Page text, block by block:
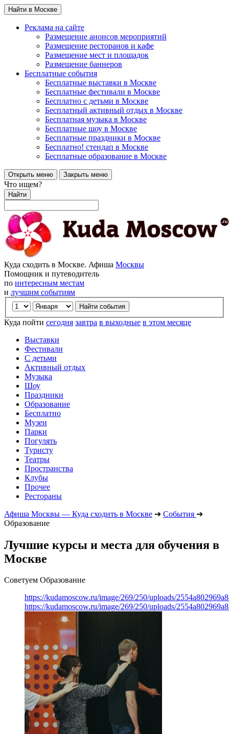
Найти в Москве
Реклама на сайте
Размещение анонсов мероприятий
Размещение ресторанов и кафе
Размещение мест и площадок
Размещение баннеров
Бесплатные события
Бесплатные выставки в Москве
Бесплатные фестивали в Москве
Бесплатно с детьми в Москве
Бесплатный активный отдых в Москве
Бесплатная музыка в Москве
Бесплатные шоу в Москве
Бесплатные праздники в Москве
Бесплатно! стендап в Москве
Бесплатные образование в Москве
Открыть меню Закрыть меню
Что ищем?
Найти
Куда сходить в Москве. Афиша Москвы
Помощник и путеводитель
по интересным местам
и лучшим событиям
Куда пойти сегодня завтра в выходные в этом месяце
Выставки
Фестивали
С детьми
Активный отдых
Музыка
Шоу
Праздники
Образование
Бесплатно
Музеи
Парки
Погулять
Туристу
Театры
Пространства
Клубы
Прочее
Рестораны
Афиша Москвы — Куда сходить в Москве ➔ События ➔
Образование
Лучшие курсы и места для обучения в
Москве
Советуем Образование
https://kudamoscow.ru/image/269/250/uploads/
https://kudamoscow.ru/image/269/250/uploads/